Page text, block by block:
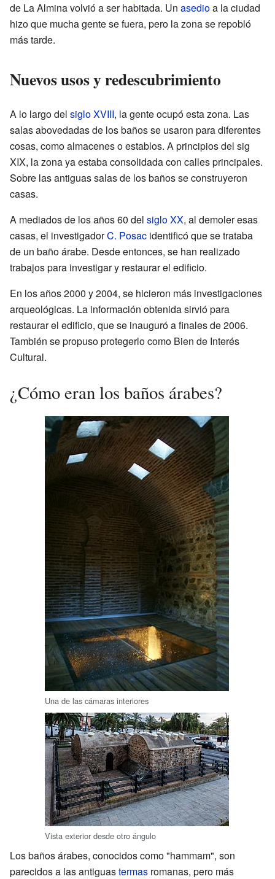
de La Almina volvió a ser habitada. Un asedioa la ciudad
hizo que mucha gente se fuera, pero la zona se repobló
más tarde.
Nuevos usos y redescubrimiento
A lo largo del siglo XVIII, la gente ocupó esta zona. Las
salas abovedadas de los baños se usaron para diferentes
cosas, como almacenes o establos. A principios del sig
XIX, la zona ya estaba consolidada con calles principales.
Sobre las antiguas salas de los baños se construyeron
casas.
A mediados de los años 60 del siglo XX, al demoler esas
casas, el investigadorC. Posac identificó que se trataba
de un baño árabe. Desde entonces, se han realizado
trabajos para investigar y restaurar el edificio.
En los años 2000 y 2004, se hicieron más investigaciones
arqueológicas. La información obtenida sirvió para
restaurar el edificio, que se inauguró a finales de 2006.
También se propuso protegerlo como Bien de Interés
Cultural.
¿Cómo eran los baños árabes?
Una de las cámaras interiores
Vista exterior desde otro ángulo
Los baños árabes, conocidos como "hammam", son
parecidos a las antiguastermas romanas, pero más